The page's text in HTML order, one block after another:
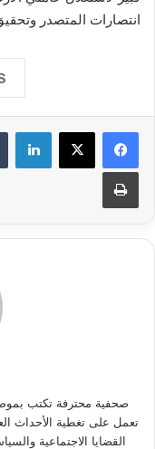
انتصارات المتصدر
طباعة
صحفية محترفة تكتب
تعمل على تغطية الأحداث
القضايا الاجتماعية